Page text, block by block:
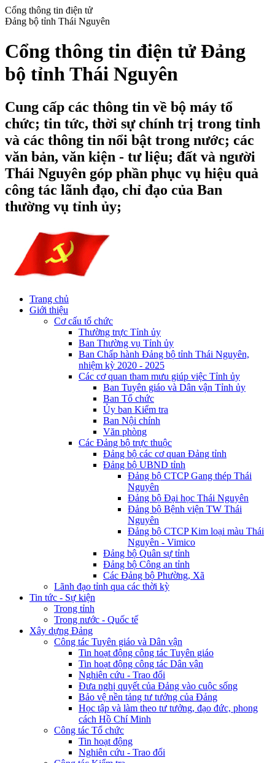
Cổng thông tin điện tử
Đảng bộ tỉnh Thái Nguyên
Cổng thông tin điện tử Đảng
bộ tỉnh Thái Nguyên
Cung cấp các thông tin về bộ máy tổ
chức; tin tức, thời sự chính trị trong tỉnh
và các thông tin nổi bật trong nước; các
văn bản, văn kiện - tư liệu; đất và người
Thái Nguyên góp phần phục vụ hiệu quả
công tác lãnh đạo, chỉ đạo của Ban
thường vụ tỉnh ủy;
Trang chủ
Giới thiệu
Cơ cấu tổ chức
Thường trực Tỉnh ủy
Ban Thường vụ Tỉnh ủy
Ban Chấp hành Đảng bộ tỉnh Thái Nguyên,
nhiệm kỳ 2020 - 2025
Các cơ quan tham mưu giúp việc Tỉnh ủy
Ban Tuyên giáo và Dân vận Tỉnh ủy
Ban Tổ chức
Ủy ban Kiểm tra
Ban Nội chính
Văn phòng
Các Đảng bộ trực thuộc
Đảng bộ các cơ quan Đảng tỉnh
Đảng bộ UBND tỉnh
Đảng bộ CTCP Gang thép Thái
Nguyên
Đảng bộ Đại học Thái Nguyên
Đảng bộ Bệnh viện TW Thái
Nguyên
Đảng bộ CTCP Kim loại màu Thái
Nguyên - Vimico
Đảng bộ Quân sự tỉnh
Đảng bộ Công an tỉnh
Các Đảng bộ Phường, Xã
Lãnh đạo tỉnh qua các thời kỳ
Tin tức - Sự kiện
Trong tỉnh
Trong nước - Quốc tế
Xây dựng Đảng
Công tác Tuyên giáo và Dân vận
Tin hoạt động công tác Tuyên giáo
Tin hoạt động công tác Dân vận
Nghiên cứu - Trao đổi
Đưa nghị quyết của Đảng vào cuộc sống
Bảo vệ nền tảng tư tưởng của Đảng
Học tập và làm theo tư tưởng, đạo đức, phong
cách Hồ Chí Minh
Công tác Tổ chức
Tin hoạt động
Nghiên cứu - Trao đổi